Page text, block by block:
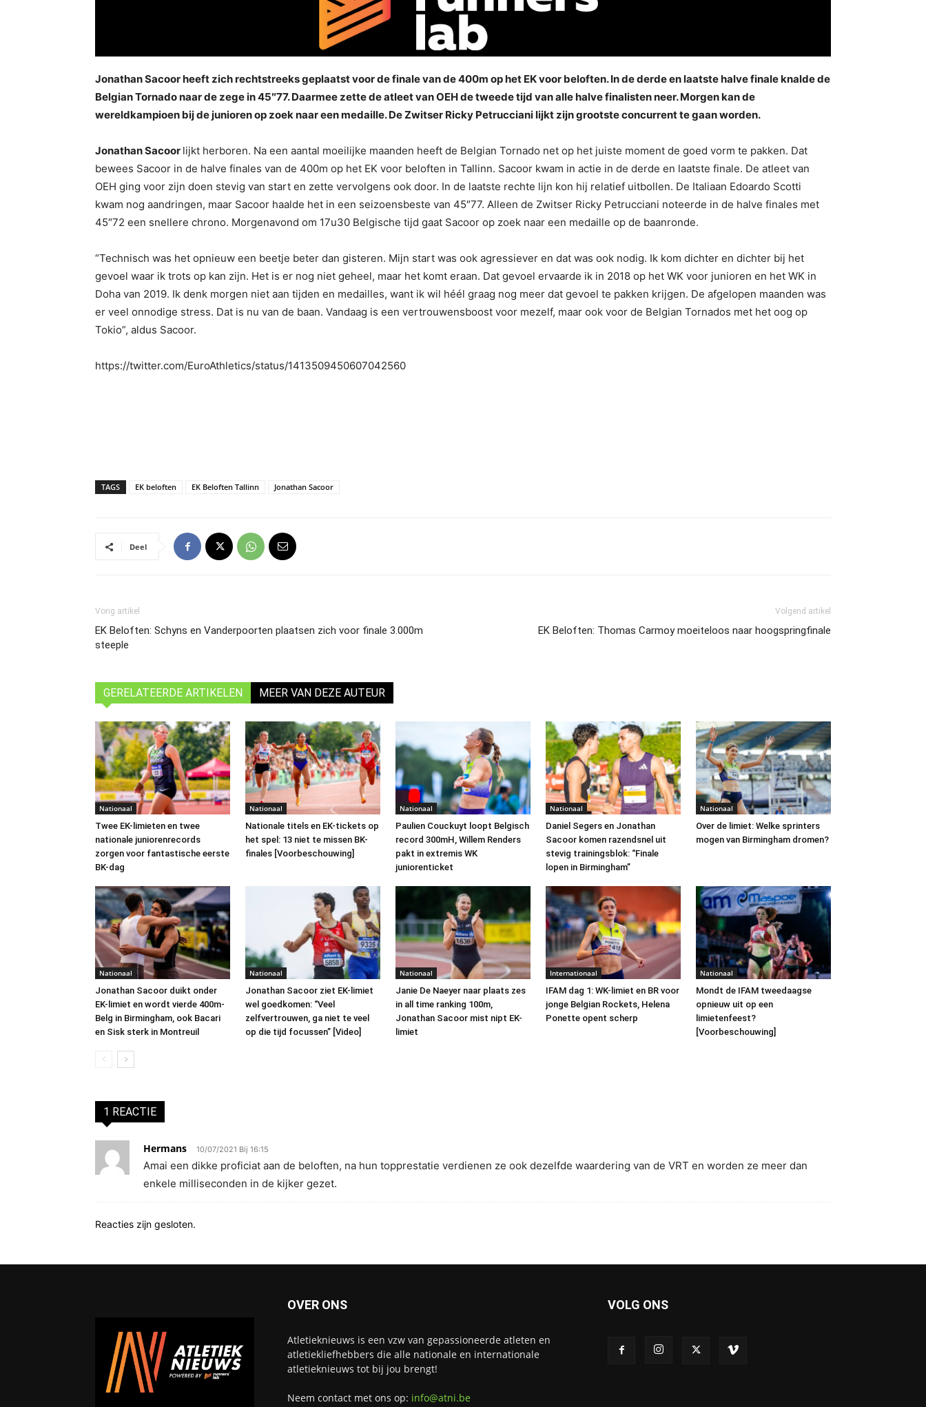
Jonathan Sacoor heeft zich rechtstreeks geplaatst voor de finale van de 400m op het EK voor beloften. In de derde en laatste halve finale knalde de
Belgian Tornado naar de zege in 45″77. Daarmee zette de atleet van OEH de tweede tijd van alle halve finalisten neer. Morgen kan de
wereldkampioen bij de junioren op zoek naar een medaille. De Zwitser Ricky Petrucciani lijkt zijn grootste concurrent te gaan worden.
Jonathan Sacoor lijkt herboren. Na een aantal moeilijke maanden heeft de Belgian Tornado net op het juiste moment de goed vorm te pakken. Dat
bewees Sacoor in de halve finales van de 400m op het EK voor beloften in Tallinn. Sacoor kwam in actie in de derde en laatste finale. De atleet van
OEH ging voor zijn doen stevig van start en zette vervolgens ook door. In de laatste rechte lijn kon hij relatief uitbollen. De Italiaan Edoardo Scotti
kwam nog aandringen, maar Sacoor haalde het in een seizoensbeste van 45″77. Alleen de Zwitser Ricky Petrucciani noteerde in de halve finales met
45″72 een snellere chrono. Morgenavond om 17u30 Belgische tijd gaat Sacoor op zoek naar een medaille op de baanronde.
“Technisch was het opnieuw een beetje beter dan gisteren. Mijn start was ook agressiever en dat was ook nodig. Ik kom dichter en dichter bij het
gevoel waar ik trots op kan zijn. Het is er nog niet geheel, maar het komt eraan. Dat gevoel ervaarde ik in 2018 op het WK voor junioren en het WK in
Doha van 2019. Ik denk morgen niet aan tijden en medailles, want ik wil héél graag nog meer dat gevoel te pakken krijgen. De afgelopen maanden was
er veel onnodige stress. Dat is nu van de baan. Vandaag is een vertrouwensboost voor mezelf, maar ook voor de Belgian Tornados met het oog op
Tokio”, aldus Sacoor.
https://twitter.com/EuroAthletics/status/1413509450607042560
TAGS EK beloften EK Beloften Tallinn Jonathan Sacoor
Deel
Vorig artikel
EK Beloften: Schyns en Vanderpoorten plaatsen zich voor finale 3.000m
steeple
Volgend artikel
EK Beloften: Thomas Carmoy moeiteloos naar hoogspringfinale
GERELATEERDE ARTIKELEN MEER VAN DEZE AUTEUR
Nationaal
Twee EK-limieten en twee
nationale juniorenrecords
zorgen voor fantastische eerste
BK-dag
Nationaal
Nationale titels en EK-tickets op
het spel: 13 niet te missen BK-
finales [Voorbeschouwing]
Nationaal
Paulien Couckuyt loopt Belgisch
record 300mH, Willem Renders
pakt in extremis WK
juniorenticket
Nationaal
Daniel Segers en Jonathan
Sacoor komen razendsnel uit
stevig trainingsblok: “Finale
lopen in Birmingham”
Nationaal
Over de limiet: Welke sprinters
mogen van Birmingham dromen?
Nationaal
Jonathan Sacoor duikt onder
EK-limiet en wordt vierde 400m-
Belg in Birmingham, ook Bacari
en Sisk sterk in Montreuil
Nationaal
Jonathan Sacoor ziet EK-limiet
wel goedkomen: “Veel
zelfvertrouwen, ga niet te veel
op die tijd focussen” [Video]
Nationaal
Janie De Naeyer naar plaats zes
in all time ranking 100m,
Jonathan Sacoor mist nipt EK-
limiet
Internationaal
IFAM dag 1: WK-limiet en BR voor
jonge Belgian Rockets, Helena
Ponette opent scherp
Nationaal
Mondt de IFAM tweedaagse
opnieuw uit op een
limietenfeest?
[Voorbeschouwing]
1 REACTIE
Hermans 10/07/2021 Bij 16:15
Amai een dikke proficiat aan de beloften, na hun topprestatie verdienen ze ook dezelfde waardering van de VRT en worden ze meer dan
enkele milliseconden in de kijker gezet.
Reacties zijn gesloten.
OVER ONS
Atletieknieuws is een vzw van gepassioneerde atleten en
atletiekliefhebbers die alle nationale en internationale
atletieknieuws tot bij jou brengt!
Neem contact met ons op: info@atni.be
VOLG ONS